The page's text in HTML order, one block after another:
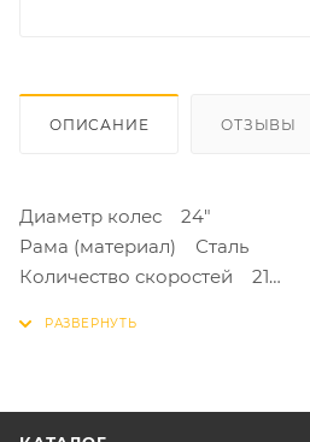
ОПИСАНИЕ ОТЗЫВЫ
Диаметр колес 24"
Рама (материал) Сталь
Количество скоростей 21